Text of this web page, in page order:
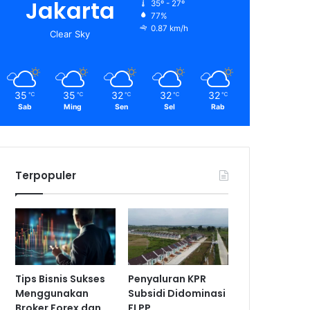
Jakarta
Clear Sky
35º - 27º
77%
0.87 km/h
35 ℃
Sab
35 ℃
Ming
32 ℃
Sen
32 ℃
Sel
32 ℃
Rab
Terpopuler
Tips Bisnis Sukses
Menggunakan
Penyaluran KPR
Subsidi Didominasi